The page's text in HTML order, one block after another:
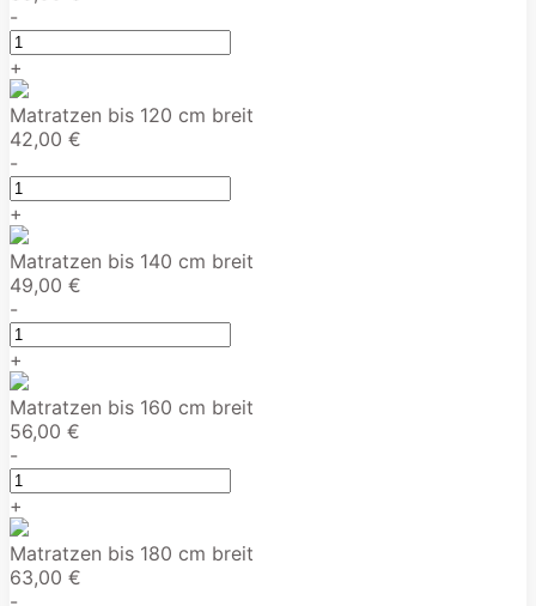
-
+
Matratzen bis 120 cm breit
42,00 €
-
+
Matratzen bis 140 cm breit
49,00 €
-
+
Matratzen bis 160 cm breit
56,00 €
-
+
Matratzen bis 180 cm breit
63,00 €